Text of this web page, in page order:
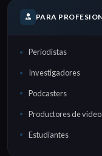
PARA
Periodistas
Investigadores
Podcasters
Productores de video
Estudiantes